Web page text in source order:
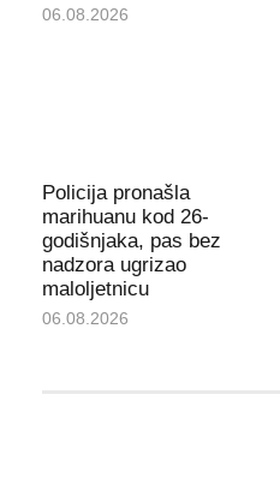
06.08.2026
Policija pronašla
marihuanu kod 26-
godišnjaka, pas bez
nadzora ugrizao
maloljetnicu
06.08.2026